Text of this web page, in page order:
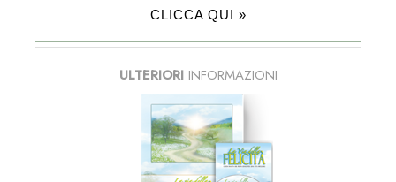
CLICCA QUI »
ULTERIORIINFORMAZIONI